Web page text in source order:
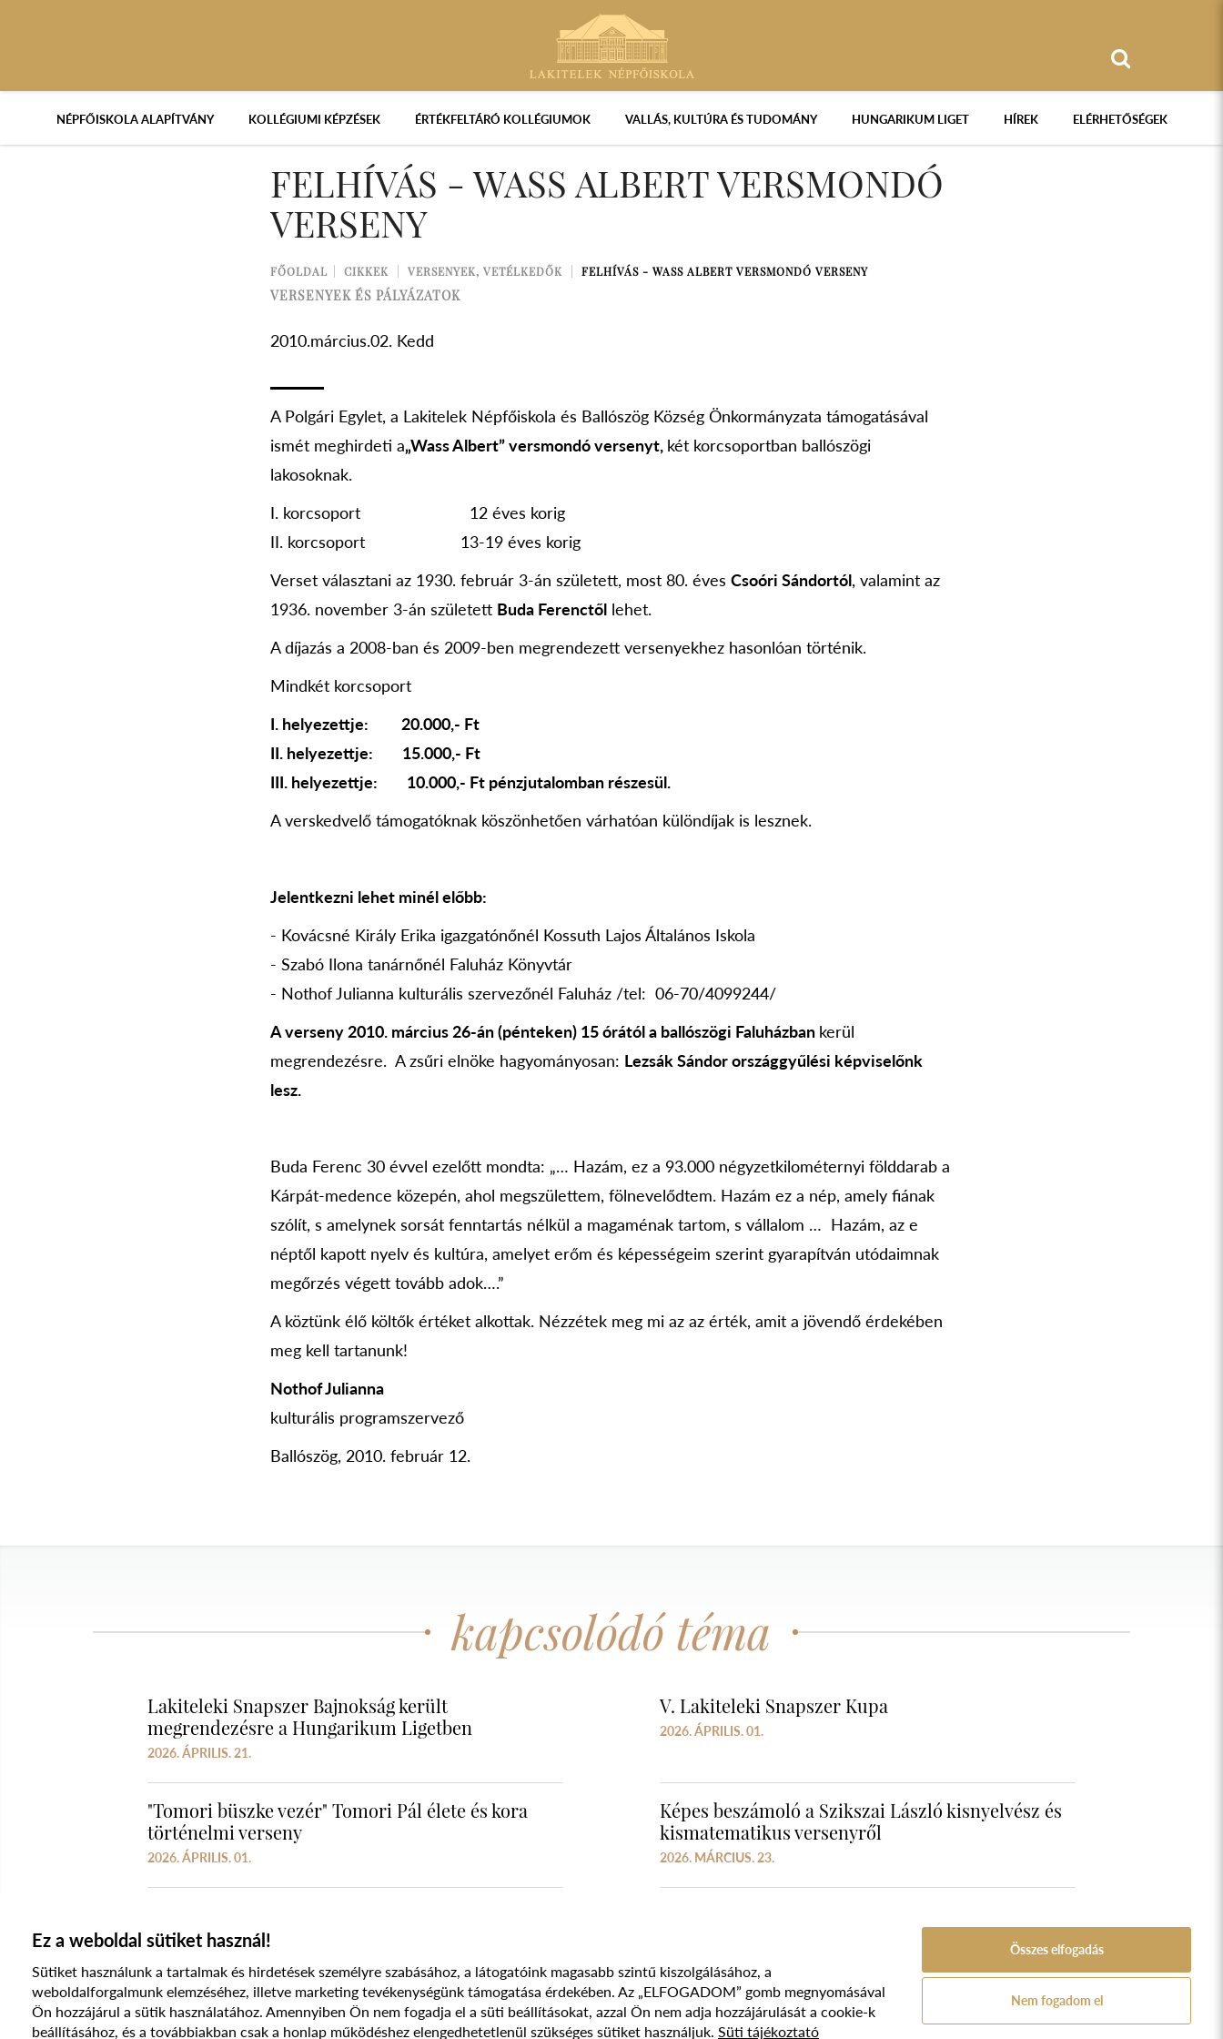
NÉPFŐISKOLA ALAPÍTVÁNY KOLLÉGIUMI KÉPZÉSEK ÉRTÉKFELTÁRÓ KOLLÉGIUMOK VALLÁS, KULTÚRA ÉS TUDOMÁNY HUNGARIKUM LIGET HÍREK ELÉRHETŐSÉGEK
FELHÍVÁS - WASS ALBERT VERSMONDÓ
VERSENY
FŐOLDAL CIKKEK VERSENYEK, VETÉLKEDŐK FELHÍVÁS - WASS ALBERT VERSMONDÓ VERSENY
VERSENYEK ÉS PÁLYÁZATOK
2010.március.02. Kedd
A Polgári Egylet, a Lakitelek Népfőiskola és Ballószög Község Önkormányzata támogatásával
ismét meghirdeti a„Wass Albert” versmondó versenyt, két korcsoportban ballószögi
lakosoknak.
I. korcsoport 12 éves korig
II. korcsoport 13-19 éves korig
Verset választani az 1930. február 3-án született, most 80. éves Csoóri Sándortól, valamint az
1936. november 3-án született Buda Ferenctől lehet.
A díjazás a 2008-ban és 2009-ben megrendezett versenyekhez hasonlóan történik.
Mindkét korcsoport
I. helyezettje: 20.000,- Ft
II. helyezettje: 15.000,- Ft
III. helyezettje: 10.000,- Ft pénzjutalomban részesül.
A verskedvelő támogatóknak köszönhetően várhatóan különdíjak is lesznek.
Jelentkezni lehet minél előbb:
- Kovácsné Király Erika igazgatónőnél Kossuth Lajos Általános Iskola
- Szabó Ilona tanárnőnél Faluház Könyvtár
- Nothof Julianna kulturális szervezőnél Faluház /tel: 06-70/4099244/
A verseny 2010. március 26-án (pénteken) 15 órától a ballószögi Faluházban kerül
megrendezésre. A zsűri elnöke hagyományosan: Lezsák Sándor országgyűlési képviselőnk
lesz.
Buda Ferenc 30 évvel ezelőtt mondta: „… Hazám, ez a 93.000 négyzetkilométernyi földdarab a
Kárpát-medence közepén, ahol megszülettem, fölnevelődtem. Hazám ez a nép, amely fiának
szólít, s amelynek sorsát fenntartás nélkül a magaménak tartom, s vállalom … Hazám, az e
néptől kapott nyelv és kultúra, amelyet erőm és képességeim szerint gyarapítván utódaimnak
megőrzés végett tovább adok….”
A köztünk élő költők értéket alkottak. Nézzétek meg mi az az érték, amit a jövendő érdekében
meg kell tartanunk!
Nothof Julianna
kulturális programszervező
Ballószög, 2010. február 12.
kapcsolódó téma
Lakiteleki Snapszer Bajnokság került
megrendezésre a Hungarikum Ligetben
2026. ÁPRILIS. 21.
V. Lakiteleki Snapszer Kupa
2026. ÁPRILIS. 01.
"Tomori büszke vezér" Tomori Pál élete és kora
történelmi verseny
2026. ÁPRILIS. 01.
Képes beszámoló a Szikszai László kisnyelvész és
kismatematikus versenyről
2026. MÁRCIUS. 23.
Süti szabályzat Adatvédelmi nyilatkozat Jogi nyilatkozat
A Népfőiskola Alapítvány támogatója:
Ez a weboldal sütiket használ!
Sütiket használunk a tartalmak és hirdetések személyre szabásához, a látogatóink magasabb szintű kiszolgálásához, a
weboldalforgalmunk elemzéséhez, illetve marketing tevékenységünk támogatása érdekében. Az „ELFOGADOM” gomb megnyomásával
Ön hozzájárul a sütik használatához. Amennyiben Ön nem fogadja el a süti beállításokat, azzal Ön nem adja hozzájárulását a cookie-k
beállításához, és a továbbiakban csak a honlap működéshez elengedhetetlenül szükséges sütiket használjuk. Süti tájékoztató
Összes elfogadás
Nem fogadom el